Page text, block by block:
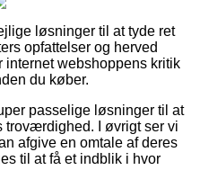
løsninger til at tyde ret
opfattelser og herved
internet webshoppens kritik
du køber.
passelige løsninger til at
troværdighed. I øvrigt ser vi
afgive en omtale af deres
til at få et indblik i hvor